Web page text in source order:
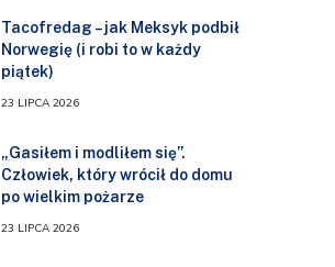
Tacofredag – jak Meksyk podbił
Norwegię (i robi to w każdy
piątek)
23 LIPCA 2026
„Gasiłem i modliłem się”.
Człowiek, który wrócił do domu
po wielkim pożarze
23 LIPCA 2026